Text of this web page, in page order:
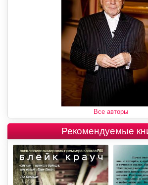
Все авторы
Рекомендуемые